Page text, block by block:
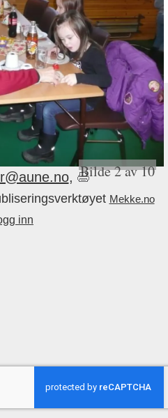
Bilde 2 av 10
9402 HARSTAD, Tlf.:
E-post:
,
Mekke.no
inn